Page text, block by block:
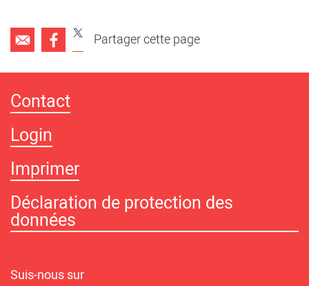
Partager cette page
Contact
Login
Imprimer
Déclaration de protection des
données
Suis-nous sur